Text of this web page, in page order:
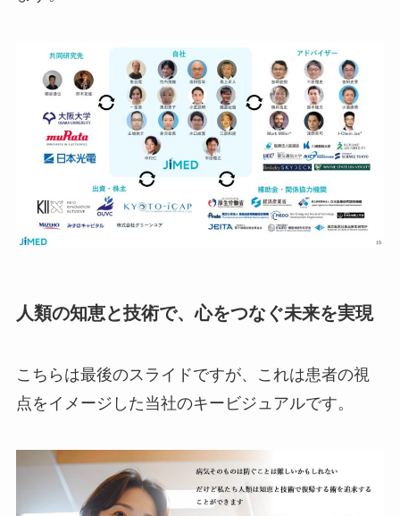
人類の知恵と技術で、心をつなぐ未来を実現
こちらは最後のスライドですが、これは患者の視
点をイメージした当社のキービジュアルです。